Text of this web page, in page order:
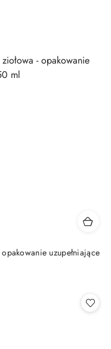
uzupełniające